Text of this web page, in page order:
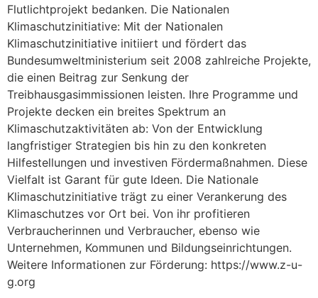
Flutlichtprojekt bedanken. Die Nationalen
Klimaschutzinitiative: Mit der Nationalen
Klimaschutzinitiative initiiert und fördert das
Bundesumweltministerium seit 2008 zahlreiche Projekte,
die einen Beitrag zur Senkung der
Treibhausgasimmissionen leisten. Ihre Programme und
Projekte decken ein breites Spektrum an
Klimaschutzaktivitäten ab: Von der Entwicklung
langfristiger Strategien bis hin zu den konkreten
Hilfestellungen und investiven Fördermaßnahmen. Diese
Vielfalt ist Garant für gute Ideen. Die Nationale
Klimaschutzinitiative trägt zu einer Verankerung des
Klimaschutzes vor Ort bei. Von ihr profitieren
Verbraucherinnen und Verbraucher, ebenso wie
Unternehmen, Kommunen und Bildungseinrichtungen.
Weitere Informationen zur Förderung: https://www.z-u-
g.org